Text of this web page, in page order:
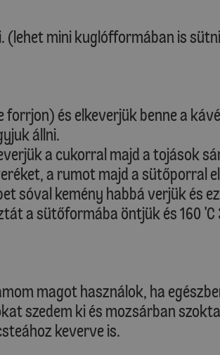
mini kuglófformában is
forrjon) és elkeverjük benne a
állni.
a cukorral majd a tojások
a rumot majd a sütőporral
sóval kemény habbá verjük és
a sütőformába öntjük és 160 'C
magot használok, ha
szedem ki és mozsárban
keverve is.